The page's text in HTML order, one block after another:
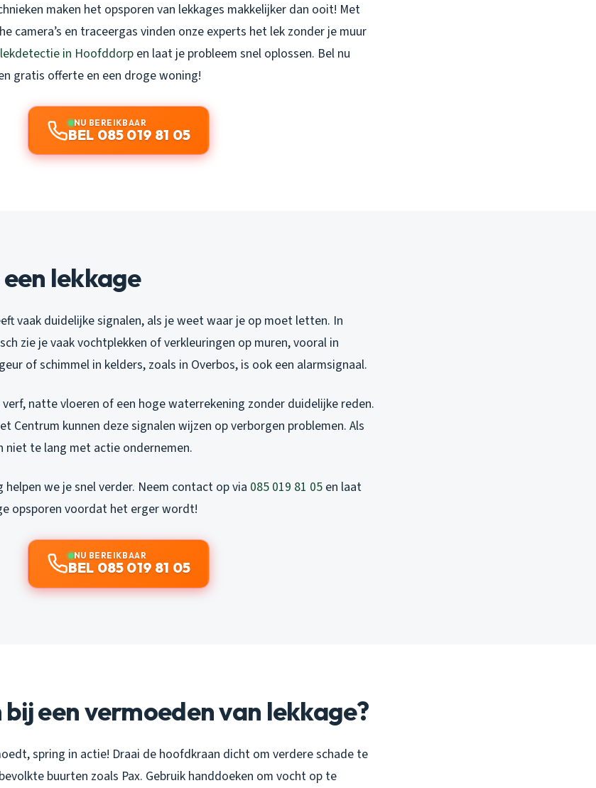
maken het opsporen van lekkages makkelijker dan ooit! Met
camera’s en traceergas vinden onze experts het lek zonder je muur
lekdetectie in Hoofddorp en laat je probleem snel oplossen. Bel nu
gratis offerte en een droge woning!
NU BEREIKBAAR
BEL 085 019 81 05
lekkage
vaak duidelijke signalen, als je weet waar je op moet letten. In
zie je vaak vochtplekken of verkleuringen op muren, vooral in
of schimmel in kelders, zoals in Overbos, is ook een alarmsignaal.
natte vloeren of een hoge waterrekening zonder duidelijke reden.
Centrum kunnen deze signalen wijzen op verborgen problemen. Als
niet te lang met actie ondernemen.
helpen we je snel verder. Neem contact op via 085 019 81 05 en laat
opsporen voordat het erger wordt!
NU BEREIKBAAR
BEL 085 019 81 05
een vermoeden van lekkage?
spring in actie! Draai de hoofdkraan dicht om verdere schade te
buurten zoals Pax. Gebruik handdoeken om vocht op te